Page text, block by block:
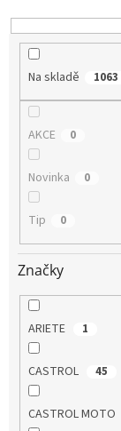
k
t
Na skladě 1063
AKCE 0
Novinka 0
Tip 0
Značky
ARIETE 1
CASTROL 45
CASTROL MOTO